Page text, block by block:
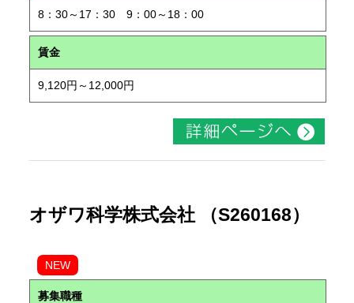
8：30～17：30 9：00～18：00
賃金
9,120円～12,000円
オザワ科学株式会社 （S260168）
NEW
募集職種